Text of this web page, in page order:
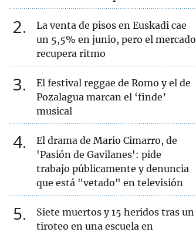
2
La venta de pisos en Euskadi cae
un 5,5% en junio, pero el mercado
recupera ritmo
3
El festival reggae de Romo y el de
Pozalagua marcan el ‘finde’
musical
4
El drama de Mario Cimarro, de
'Pasión de Gavilanes': pide
trabajo públicamente y denuncia
que está "vetado" en televisión
5
Siete muertos y 15 heridos tras un
tiroteo en una escuela en